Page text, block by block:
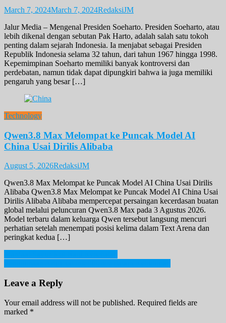
March 7, 2024March 7, 2024RedaksiJM
Jalur Media – Mengenal Presiden Soeharto. Presiden Soeharto, atau
lebih dikenal dengan sebutan Pak Harto, adalah salah satu tokoh
penting dalam sejarah Indonesia. Ia menjabat sebagai Presiden
Republik Indonesia selama 32 tahun, dari tahun 1967 hingga 1998.
Kepemimpinan Soeharto memiliki banyak kontroversi dan
perdebatan, namun tidak dapat dipungkiri bahwa ia juga memiliki
pengaruh yang besar […]
Technology
Qwen3.8 Max Melompat ke Puncak Model AI
China Usai Dirilis Alibaba
August 5, 2026RedaksiJM
Qwen3.8 Max Melompat ke Puncak Model AI China Usai Dirilis
Alibaba Qwen3.8 Max Melompat ke Puncak Model AI China Usai
Dirilis Alibaba Alibaba mempercepat persaingan kecerdasan buatan
global melalui peluncuran Qwen3.8 Max pada 3 Agustus 2026.
Model terbaru dalam keluarga Qwen tersebut langsung mencuri
perhatian setelah menempati posisi kelima dalam Text Arena dan
peringkat kedua […]
Post
navigation
Leave a Reply
Your email address will not be published. Required fields are
marked *